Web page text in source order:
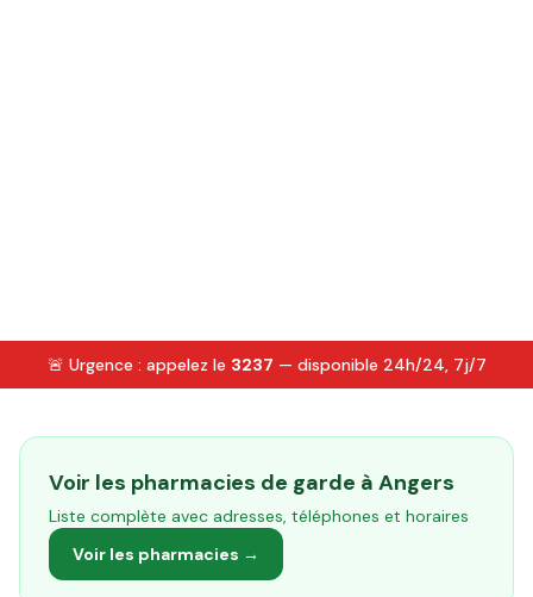
🚨 Urgence : appelez le 3237 — disponible 24h/24, 7j/7
Voir les pharmacies de garde à Angers
Liste complète avec adresses, téléphones et horaires
Voir les pharmacies →